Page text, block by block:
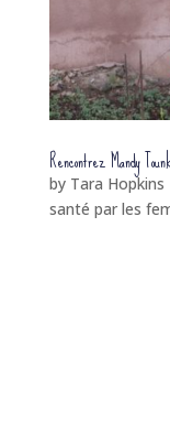
Rencontrez Mandy
by Tara Hopkins
santé par les